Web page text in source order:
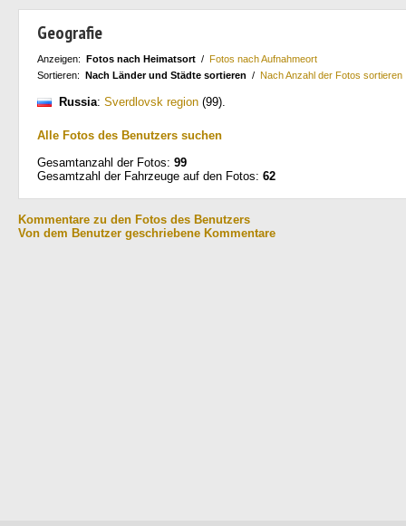
Geografie
Anzeigen: Fotos nach Heimatsort / Fotos nach Aufnahmeort
Sortieren: Nach Länder und Städte sortieren / Nach Anzahl der Fotos sortieren
Russia: Sverdlovsk region (99).
Alle Fotos des Benutzers suchen
Gesamtanzahl der Fotos: 99
Gesamtzahl der Fahrzeuge auf den Fotos: 62
Kommentare zu den Fotos des Benutzers
Von dem Benutzer geschriebene Kommentare